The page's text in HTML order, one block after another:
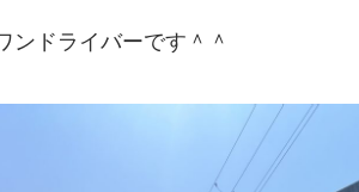
ンドライバーです＾＾